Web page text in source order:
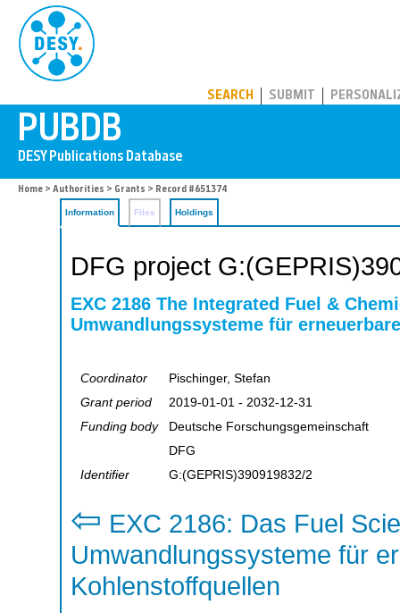
SEARCH SUBMIT
Home > Authorities > Grants > Record #651374
Information Files Holdings
DFG project
EXC 2186 The Integrated Fuel &
Umwandlungssysteme für
Coordinator
Pischinger, Stefan
Grant period
2019-01-01 - 2032-12-31
Funding body
Deutsche Forschungsgemeinschaft
DFG
Identifier
G:(GEPRIS)390919832/2
⇦ EXC 2186: Das Fuel
Umwandlungssysteme für
Kohlenstoffquellen